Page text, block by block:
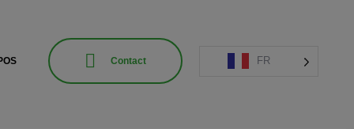
Contact FR